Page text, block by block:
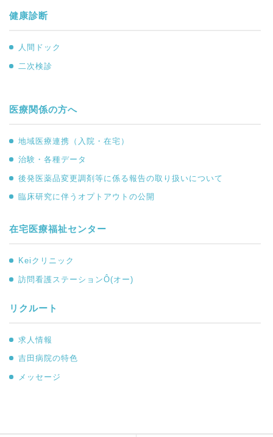
健康診断
人間ドック
二次検診
医療関係の方へ
地域医療連携（入院・在宅）
治験・各種データ
後発医薬品変更調剤等に係る報告の取り扱いについて
臨床研究に伴うオプトアウトの公開
在宅医療福祉センター
Keiクリニック
訪問看護ステーションÔ(オー)
リクルート
求人情報
吉田病院の特色
メッセージ